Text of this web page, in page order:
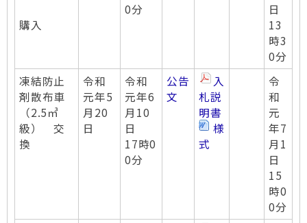
購入
0分
日
13
時3
0分
凍結防止
剤散布車
（2.5㎥
級） 交
換
令和
元年5
月20
日
令和
元年6
月10
日
17時0
0分
公告
文
入
札説
明書
様
式
令
和
元
年7
月1
日
15
時0
0分